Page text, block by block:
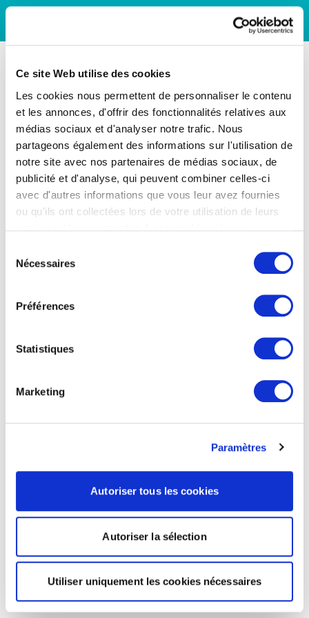
Ce site Web utilise des cookies
Les cookies nous permettent de personnaliser le contenu
et les annonces, d'offrir des fonctionnalités relatives aux
médias sociaux et d'analyser notre trafic. Nous
partageons également des informations sur l'utilisation de
notre site avec nos partenaires de médias sociaux, de
publicité et d'analyse, qui peuvent combiner celles-ci
avec d'autres informations que vous leur avez fournies
ou qu'ils ont collectées lors de votre utilisation de leurs
Nécessaires
Préférences
Statistiques
Marketing
Paramètres
Autoriser tous les cookies
Autoriser la sélection
Utiliser uniquement les cookies nécessaires